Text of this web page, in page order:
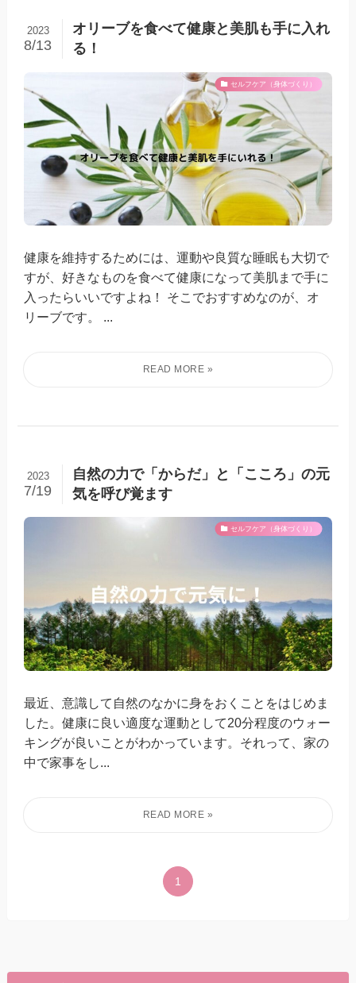
オリーブを食べて健康と美肌も手に入れ
る！
2023
8/13
セルフケア（身体づくり）
健康を維持するためには、運動や良質な睡眠も大切で
すが、好きなものを食べて健康になって美肌まで手に
入ったらいいですよね！ そこでおすすめなのが、オ
リーブです。 ...
自然の力で「からだ」と「こころ」の元
気を呼び覚ます
2023
7/19
セルフケア（身体づくり）
最近、意識して自然のなかに身をおくことをはじめま
した。健康に良い適度な運動として20分程度のウォー
キングが良いことがわかっています。それって、家の
中で家事をし...
1